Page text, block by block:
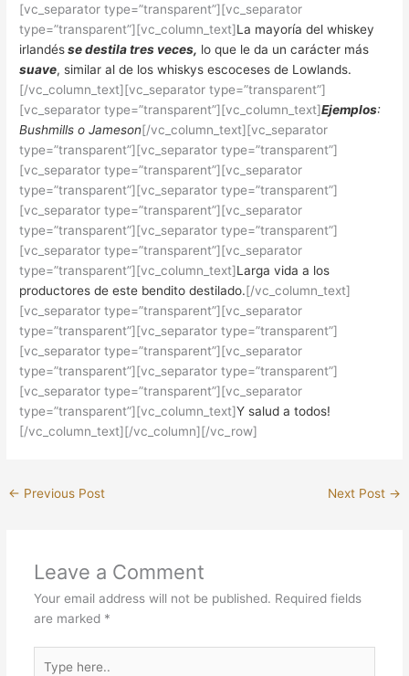
[vc_separator type=”transparent”][vc_separator
type=”transparent”][vc_column_text]La mayoría del whiskey
irlandésse destila tres veces, lo que le da un carácter más
suave, similar al de los whiskys escoceses de Lowlands.
[/vc_column_text][vc_separator type=”transparent”]
[vc_separator type=”transparent”][vc_column_text]Ejemplos:
Bushmills o Jameson[/vc_column_text][vc_separator
type=”transparent”][vc_separator type=”transparent”]
[vc_separator type=”transparent”][vc_separator
type=”transparent”][vc_separator type=”transparent”]
[vc_separator type=”transparent”][vc_separator
type=”transparent”][vc_separator type=”transparent”]
[vc_separator type=”transparent”][vc_separator
type=”transparent”][vc_column_text]Larga vida a los
productores de este bendito destilado.[/vc_column_text]
[vc_separator type=”transparent”][vc_separator
type=”transparent”][vc_separator type=”transparent”]
[vc_separator type=”transparent”][vc_separator
type=”transparent”][vc_separator type=”transparent”]
[vc_separator type=”transparent”][vc_separator
type=”transparent”][vc_column_text]Y salud a todos!
[/vc_column_text][/vc_column][/vc_row]
← Previous Post Next Post →
Leave a Comment
Your email address will not be published. Required fields
are marked *